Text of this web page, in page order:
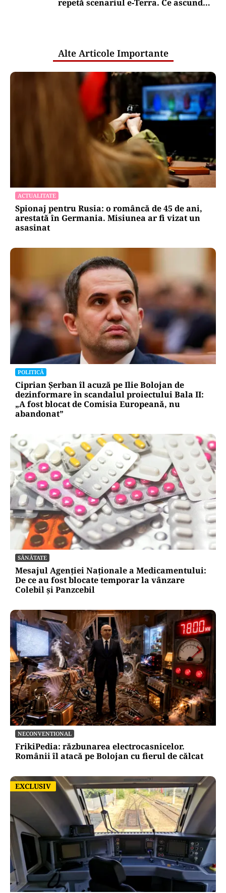
repetă scenariul e‑Terra. Ce ascund
Alte Articole Importante
ACTUALITATE
Spionaj pentru Rusia: o româncă de 45 de ani,
arestată în Germania. Misiunea ar fi vizat un
asasinat
POLITICĂ
Ciprian Șerban îl acuză pe Ilie Bolojan de
dezinformare în scandalul proiectului Bala II:
„A fost blocat de Comisia Europeană, nu
abandonat”
SĂNĂTATE
Mesajul Agenției Naționale a Medicamentului:
De ce au fost blocate temporar la vânzare
Colebil și Panzcebil
NECONVENTIONAL
FrikiPedia: răzbunarea electrocasnicelor.
Românii îl atacă pe Bolojan cu fierul de călcat
EXCLUSIV
EXCLUSIV